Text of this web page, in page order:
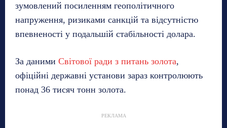
зумовлений посиленням геополітичного
напруження, ризиками санкцій та відсутністю
впевненості у подальшій стабільності долара.
За даними Світової ради з питань золота,
офіційні державні установи зараз контролюють
понад 36 тисяч тонн золота.
РЕКЛАМА